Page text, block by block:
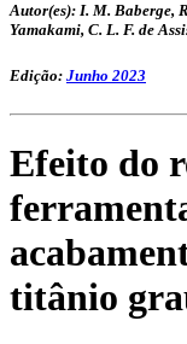
Autor(es): I. M. Baberge,
Yamakami, C. L. F. de
Edição: Junho 2023
Efeito do
titânio